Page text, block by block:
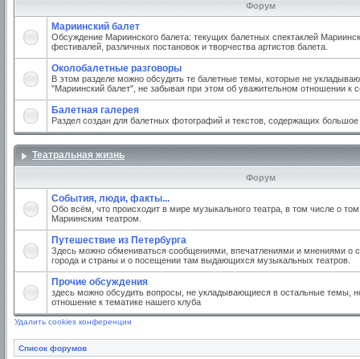
Форум
Мариинский балет
Обсуждение Мариинского балета: текущих балетных спектаклей
фестивалей, различных постановок и творчества артистов балета.
Околобалетные разговоры
В этом разделе можно обсудить те балетные темы, которые не
"Мариинский балет", не забывая при этом об уважительном отношении к
Балетная галерея
Раздел создан для балетных фотографий и текстов, содержащих
Театральная жизнь
Форум
События, люди, факты...
Обо всём, что происходит в мире музыкального театра, в том числе о
Мариинским театром.
Путешествие из Петербурга
Здесь можно обмениваться сообщениями, впечатлениями и мнениями о
города и страны и о посещении там выдающихся музыкальных театров.
Прочие обсуждения
здесь можно обсудить вопросы, не укладывающиеся в остальные темы,
отношение к тематике нашего клуба
Удалить cookies конференции
Список форумов